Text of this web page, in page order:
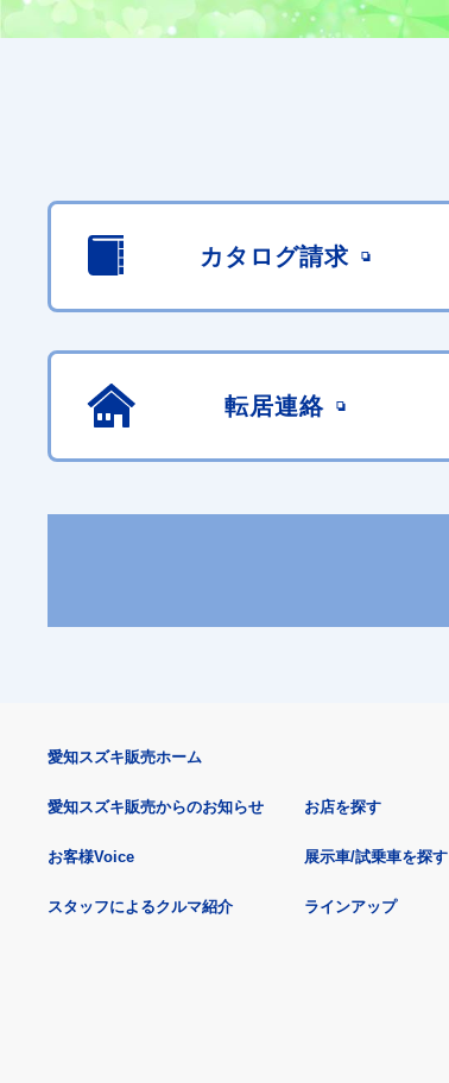
カタログ請求
転居連絡
愛知スズキ販売ホーム
愛知スズキ販売からのお知らせ
お客様Voice
スタッフによるクルマ紹介
お店を探す
展示車/試乗車を探す
ラインアップ